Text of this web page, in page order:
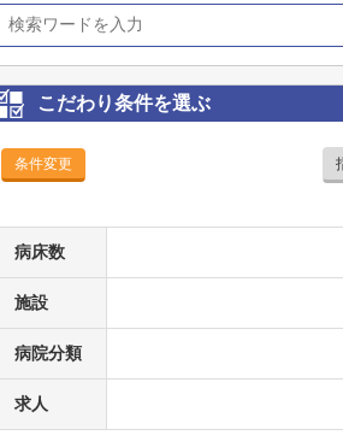
こだわり条件を選ぶ
条件変更
病床数
施設
病院分類
求人